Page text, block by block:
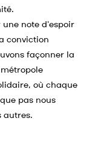
une note d'espoir
conviction
façonner la
où chaque
pas nous
autres.